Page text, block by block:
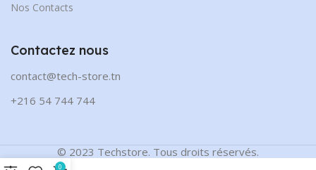
Nos Contacts
Contactez nous
contact@tech-store.tn
+216 54 744 744
© 2023 Techstore. Tous droits réservés.
0